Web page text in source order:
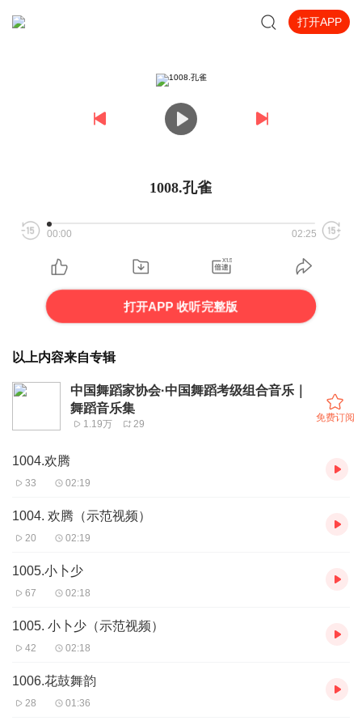
打开APP
1008.孔雀
00:00 02:25
打开APP 收听完整版
以上内容来自专辑
中国舞蹈家协会·中国舞蹈考级组合音乐｜
舞蹈音乐集
1.19万 29
免费订阅
1004.欢腾
33 02:19
1004. 欢腾（示范视频）
20 02:19
1005.小卜少
67 02:18
1005. 小卜少（示范视频）
42 02:18
1006.花鼓舞韵
28 01:36